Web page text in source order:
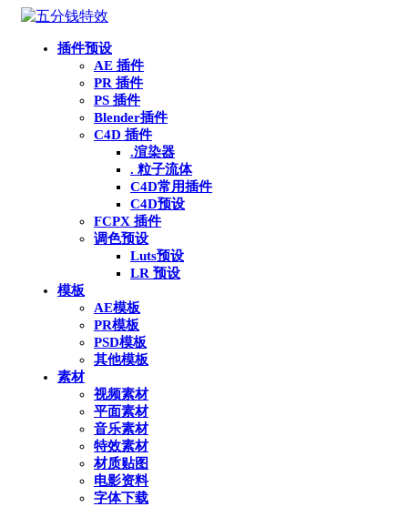
插件预设
AE 插件
PR 插件
PS 插件
Blender插件
C4D 插件
.渲染器
. 粒子流体
C4D常用插件
C4D预设
FCPX 插件
调色预设
Luts预设
LR 预设
模板
AE模板
PR模板
PSD模板
其他模板
素材
视频素材
平面素材
音乐素材
特效素材
材质贴图
电影资料
字体下载